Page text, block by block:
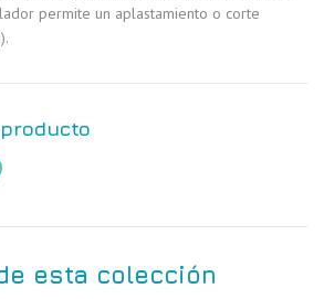
permite un aplastamiento o corte
esta colección